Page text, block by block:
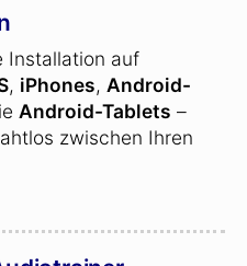
Installation auf
, iPhones, Android-
Android-Tablets –
zwischen Ihren